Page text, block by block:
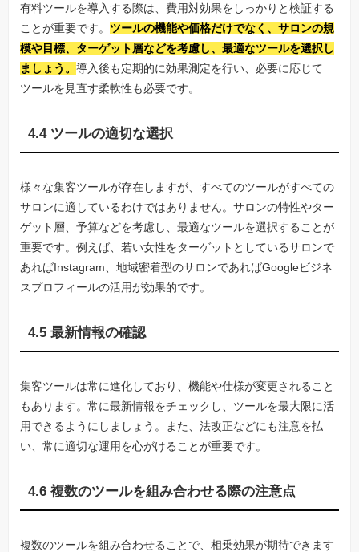
有料ツールを導入する際は、費用対効果をしっかりと検証する
ことが重要です。 ツールの機能や価格だけでなく、サロンの規
模や目標、ターゲット層などを考慮し、最適なツールを選択し
ましょう。導入後も定期的に効果測定を行い、必要に応じて
ツールを見直す柔軟性も必要です。
4.4 ツールの適切な選択
様々な集客ツールが存在しますが、すべてのツールがすべての
サロンに適しているわけではありません。サロンの特性やター
ゲット層、予算などを考慮し、最適なツールを選択することが
重要です。例えば、若い女性をターゲットとしているサロンで
あればInstagram、地域密着型のサロンであればGoogleビジネ
スプロフィールの活用が効果的です。
4.5 最新情報の確認
集客ツールは常に進化しており、機能や仕様が変更されること
もあります。常に最新情報をチェックし、ツールを最大限に活
用できるようにしましょう。また、法改正などにも注意を払
い、常に適切な運用を心がけることが重要です。
4.6 複数のツールを組み合わせる際の注意点
複数のツールを組み合わせることで、相乗効果が期待できます